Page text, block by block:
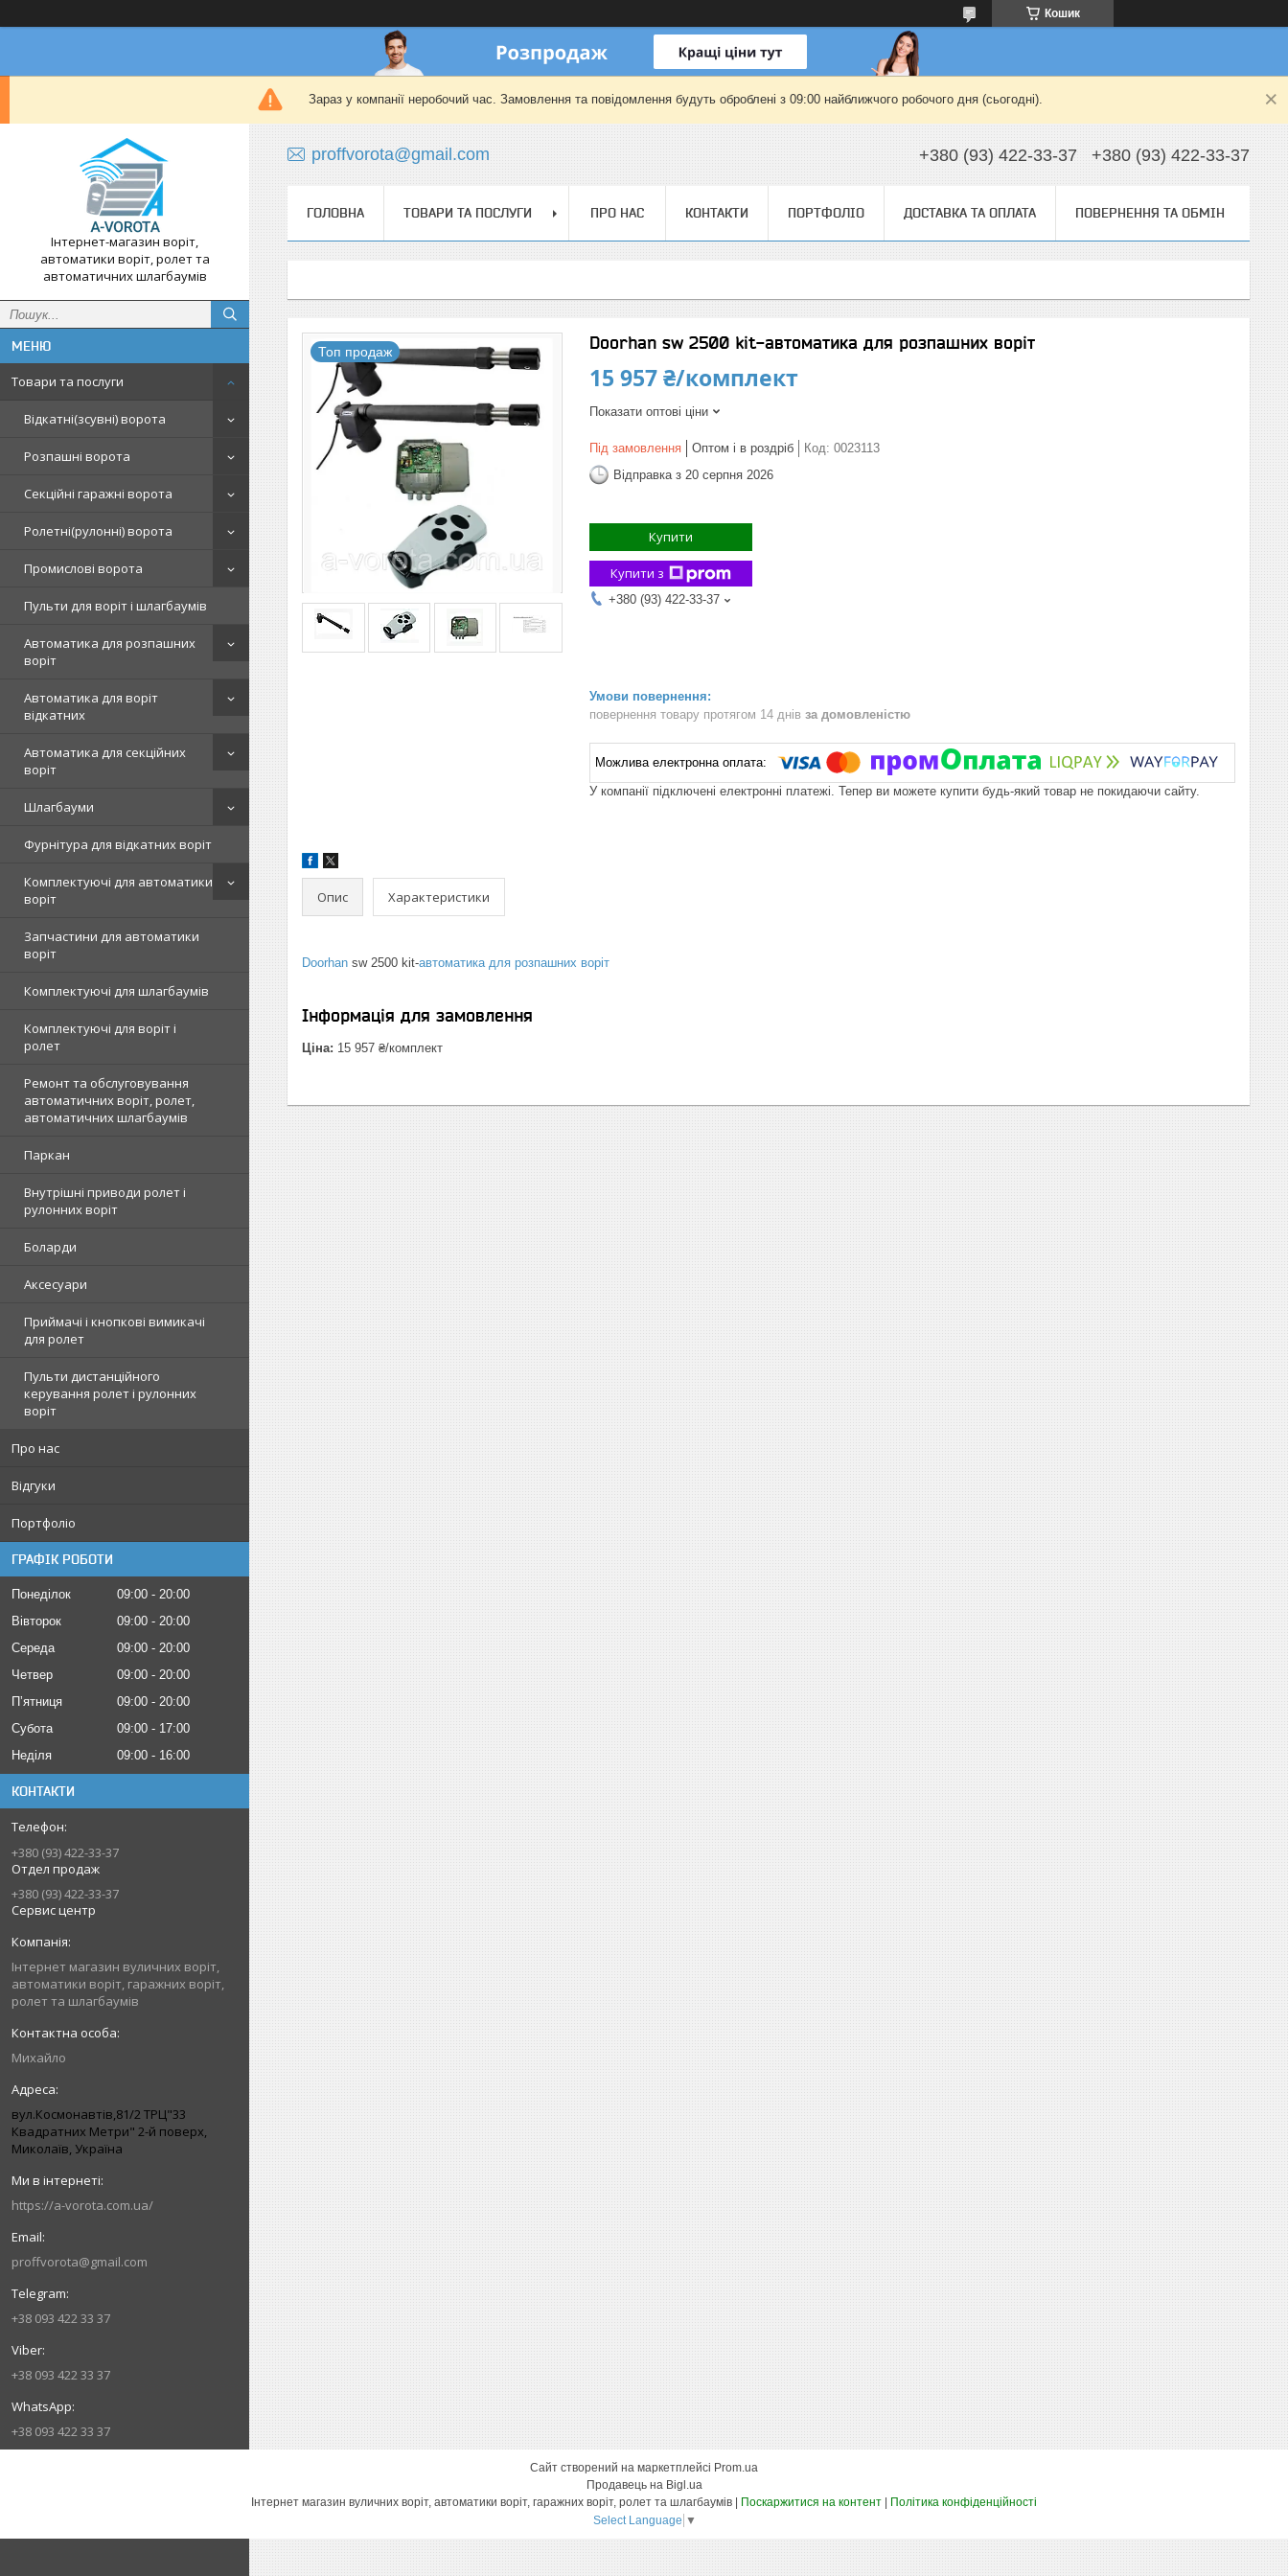
Кошик
Зараз у компанії неробочий час. Замовлення та повідомлення будуть оброблені з 09:00 найближчого робочого дня (сьогодні).
Інтернет-магазин воріт,
автоматики воріт, ролет та
автоматичних шлагбаумів
Товари та послуги
Відкатні(зсувні) ворота
Розпашні ворота
Секційні гаражні ворота
Ролетні(рулонні) ворота
Промислові ворота
Пульти для воріт і шлагбаумів
Автоматика для розпашних
воріт
Автоматика для воріт
відкатних
Автоматика для секційних
воріт
Шлагбауми
Фурнітура для відкатних воріт
Комплектуючі для автоматики
воріт
Запчастини для автоматики
воріт
Комплектуючі для шлагбаумів
Комплектуючі для воріт і
ролет
Ремонт та обслуговування
автоматичних воріт, ролет,
автоматичних шлагбаумів
Паркан
Внутрішні приводи ролет і
рулонних воріт
Боларди
Аксесуари
Приймачі і кнопкові вимикачі
для ролет
Пульти дистанційного
керування ролет і рулонних
воріт
Про нас
Відгуки
Портфоліо
ГРАФІК РОБОТИ
Понеділок 09:00
20:00
Вівторок
09:00
20:00
Середа
09:00
20:00
Четвер
09:00
20:00
Пʼятниця
09:00
20:00
Субота
09:00
17:00
Неділя
09:00 16:00
КОНТАКТИ
+380 (93) 422-33-37
Отдел продаж
+380 (93) 422-33-37
Сервис центр
Інтернет магазин вуличних воріт,
автоматики воріт, гаражних воріт,
ролет та шлагбаумів
Михайло
вул.Космонавтів,81/2 ТРЦ"33
Квадратних Метри" 2-й поверх,
Миколаїв, Україна
https://a-vorota.com.ua/
proffvorota@gmail.com
+38 093 422 33 37
+38 093 422 33 37
+38 093 422 33 37
proffvorota@gmail.com +380 (93) 422-33-37 +380 (93) 422-33-37
ГОЛОВНА ТОВАРИ ТА ПОСЛУГИ ПРО НАС КОНТАКТИ ПОРТФОЛІО ДОСТАВКА ТА ОПЛАТА ПОВЕРНЕННЯ ТА ОБМІН
Топ продаж Doorhan sw 2500 kit-автоматика для розпашних воріт
15 957 ₴/комплект
Показати оптові ціни
Під замовлення Оптом і в роздріб Код: 0023113
Відправка з 20 серпня 2026
Купити
Купити з
+380 (93) 422-33-37
повернення товару протягом 14 днів за домовленістю
У компанії підключені електронні платежі. Тепер ви можете купити будь-який товар не покидаючи сайту.
Опис Характеристики
Doorhan sw 2500 kit-автоматика для розпашних воріт
Інформація для замовлення
Ціна: 15 957 ₴/комплект
Сайт створений на маркетплейсі Prom.ua
Продавець на Bigl.ua
Поскаржитися на контент
Політика конфіденційності
Select Language ▼